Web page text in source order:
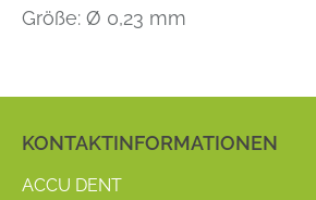
Größe: Ø 0,23 mm
KONTAKTINFORMATIONEN
ACCU DENT